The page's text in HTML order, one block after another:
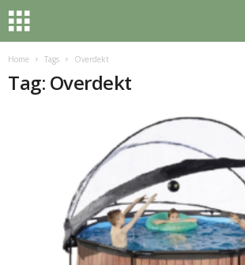
Home Tags Overdekt
Tag: Overdekt